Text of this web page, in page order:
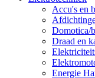
Accu's en
Domotica/
Draad en
Energie